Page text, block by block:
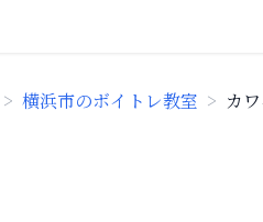
> 横浜市のボイトレ教室 > カ